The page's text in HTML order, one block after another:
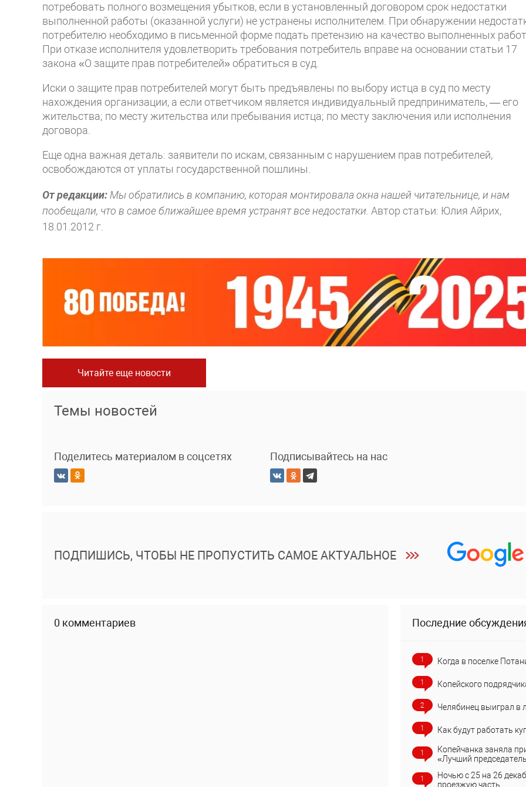
потребовать полного возмещения убытков, если в установленный договором срок недостатки
выполненной работы (оказанной услуги) не устранены исполнителем. При обнаружении
потребителю необходимо в письменной форме подать претензию на качество выполненных
При отказе исполнителя удовлетворить требования потребитель вправе на основании статьи 17
закона «О защите прав потребителей» обратиться в суд.
Иски о защите прав потребителей могут быть предъявлены по выбору истца в суд по месту
нахождения организации, а если ответчиком является индивидуальный предприниматель, — его
жительства; по месту жительства или пребывания истца; по месту заключения или исполнения
договора.
Еще одна важная деталь: заявители по искам, связанным с нарушением прав потребителей,
освобождаются от уплаты государственной пошлины.
От редакции:Мы обратились в компанию, которая монтировала окна нашей читательнице, и нам
пообещали, что в самое ближайшее время устранят все недостатки. Автор статьи: Юлия Айрих,
18.01.2012 г.
Читайте еще новости
Темы новостей
Поделитесь материалом в соцсетях Подписывайтесь на нас
ПОДПИШИСЬ, ЧТОБЫ НЕ ПРОПУСТИТЬ САМОЕ АКТУАЛЬНОЕ
0 комментариев Последние
1 Когда в поселке
1 Копейского
2 Челябинец выиграл в
1 Как будут работать
1
Копейчанка заняла
«Лучший
1
Ночью с 25 на 26
проезжую часть